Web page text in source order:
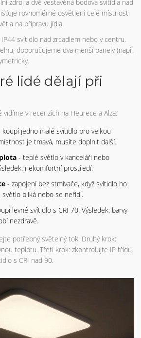
zdroj a dvě vestavěná bodová svítidla nad
rovnoměrné osvětlení celé místnosti
na přípravu jídla.
svítidlo nad zrcadlem nebo v centru.
doporučujeme dva menší panely (např.
lidé dělají při
v recenzích na Heurece a Alza:
koupí jedno malé svítidlo pro velkou
je tmavá, musíte doplnit další.
- teplé světlo v kanceláři nebo
nekomfortní prostředí.
- zapojení bez stmívače, když svítidlo ho
světlo bliká nebo se neřídí.
levné svítidlo s CRI 70. Výsledek: barvy
nezdravě.
potřebný světelný tok. Druhý krok:
teplotu. Třetí krok: zkontrolujte IP třídu.
s CRI nad 90.